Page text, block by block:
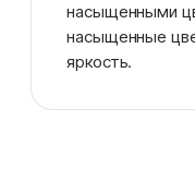
насыщенными
насыщенные
яркость.